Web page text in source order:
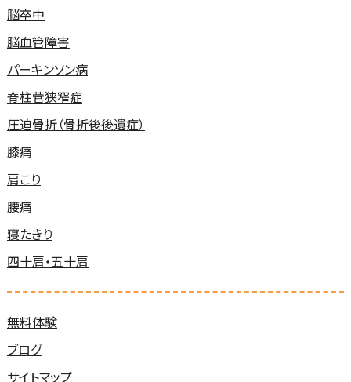
脳卒中
脳血管障害
パーキンソン病
脊柱菅狭窄症
圧迫骨折（骨折後後遺症）
膝痛
肩こり
腰痛
寝たきり
四十肩・五十肩
無料体験
ブログ
サイトマップ